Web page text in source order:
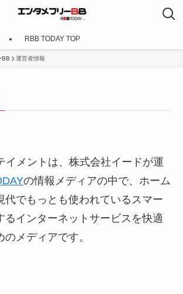
RBB TODAY TOP
BB 運営者情報
イメントは、株式会社イードが運
の情報メディアの中で、ホーム
代でもっとも使われているスマー
るインターネットサービスを快適
メディアです。